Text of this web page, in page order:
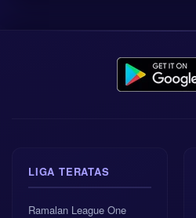
LIGA TERATAS
Ramalan League One